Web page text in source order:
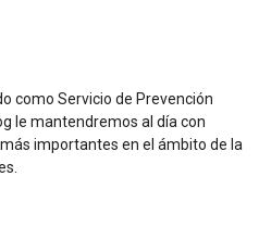
como Servicio de Prevención
le mantendremos al día con
importantes en el ámbito de la